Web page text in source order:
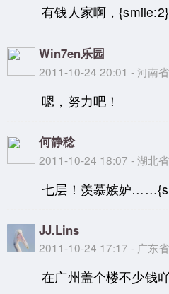
有钱人家啊，{smile:2}
Win7en乐园
2011-10-24 20:01 - 河南
嗯，努力吧！
何静稔
2011-10-24 18:07 - 湖北
七层！羡慕嫉妒
JJ.Lins
2011-10-24 17:17 - 广东
在广州盖个楼不少钱